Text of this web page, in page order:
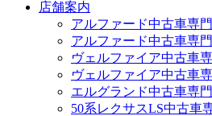
店舗案内
アルファード中古車専
アルファード中古車専
ヴェルファイア中古車
ヴェルファイア中古車
エルグランド中古車専
50系レクサスLS中古車